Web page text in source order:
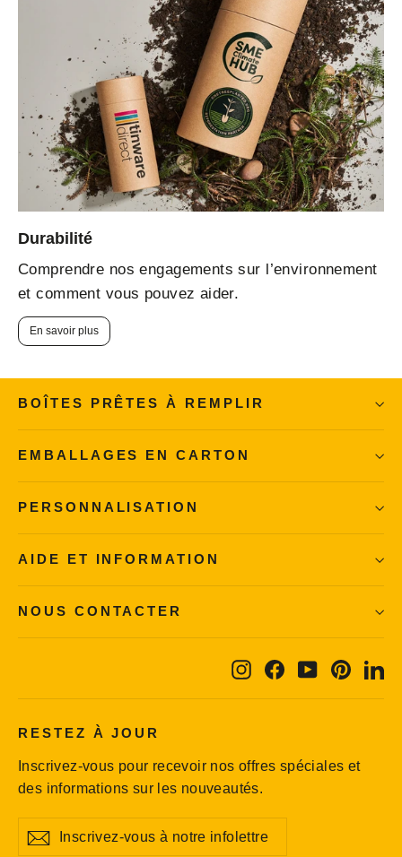
Durabilité
Comprendre nos engagements sur l’environnement
et comment vous pouvez aider.
En savoir plus
BOÎTES PRÊTES À REMPLIR
EMBALLAGES EN CARTON
PERSONNALISATION
AIDE ET INFORMATION
NOUS CONTACTER
InstagramFacebook
YouTube
RESTEZ À JOUR
Inscrivez-vous pour recevoir nos offres spéciales et
des informations sur les nouveautés.
vous
S'inscrire